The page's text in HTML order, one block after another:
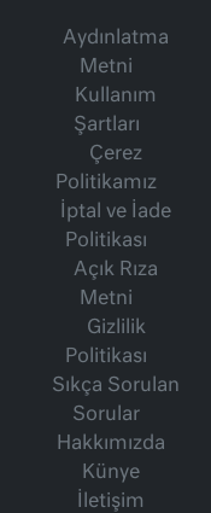
Aydınlatma
Metni
Kullanım
Şartları
Çerez
Politikamız
İptal ve İade
Politikası
Açık Rıza
Metni
Gizlilik
Politikası
Sıkça Sorulan
Sorular
Hakkımızda
Künye
İletişim